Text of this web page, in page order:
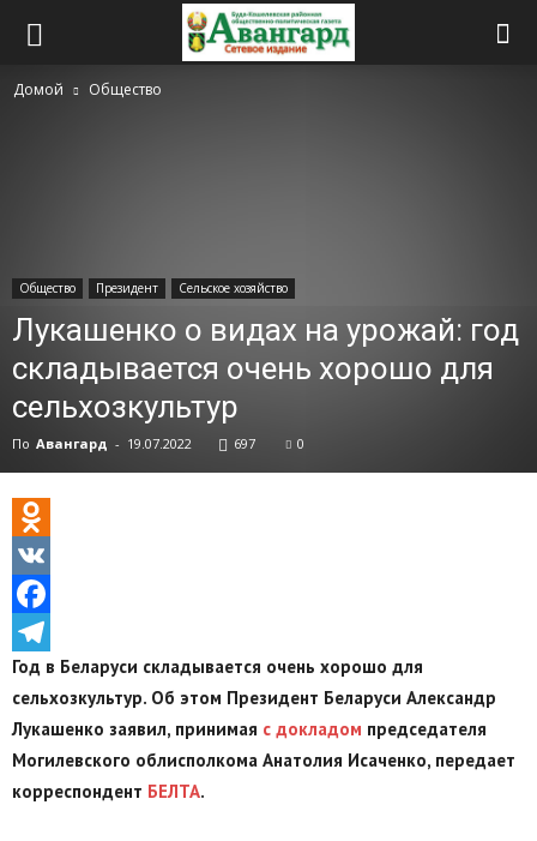
Домой Общество
Общество Президент Сельское хозяйство
Лукашенко о видах на урожай: год
складывается очень хорошо для
сельхозкультур
По Авангард - 19.07.2022 697 0
Odnoklassniki
VK
Facebook
Telegram
Год в Беларуси складывается очень хорошо для
сельхозкультур. Об этом Президент Беларуси Александр
Лукашенко заявил, принимая с докладом председателя
Могилевского облисполкома Анатолия Исаченко, передает
корреспондент БЕЛТА.